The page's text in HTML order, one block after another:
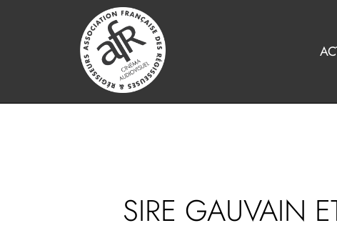
SIRE GAUVAIN